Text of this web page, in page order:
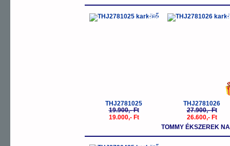
-5%
THJ2781025
19.900,- Ft
19.000,- Ft
-
THJ2781026
27.900,- Ft
26.600,- Ft
TOMMY ÉKSZEREK